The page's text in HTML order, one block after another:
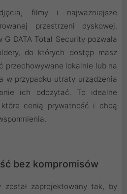
filmy i najważniejsze
przestrzeni dyskowej.
G DATA Total Security pozwala
do których dostęp masz
przechowywane lokalnie lub na
w przypadku utraty urządzenia
ich odczytać. To idealne
cenią prywatność i chcą
bez kompromisów
został zaprojektowany tak, by